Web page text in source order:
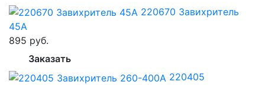
220670 Завихритель
45А
895 руб.
Заказать
220405